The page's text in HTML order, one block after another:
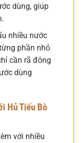
dùng, giúp
nhiều nước
phần nhỏ
cần rã đông
dùng
Hủ Tiếu Bò
với nhiều